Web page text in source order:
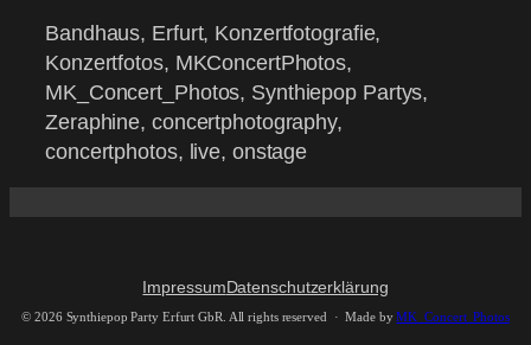
Bandhaus, Erfurt, Konzertfotografie,
Konzertfotos, MKConcertPhotos,
MK_Concert_Photos, Synthiepop Partys,
Zeraphine, concertphotography,
concertphotos, live, onstage
ImpressumDatenschutzerklärung
©2026 Synthiepop Party Erfurt GbR. All rights reserved · Made byMK_Concert_Photos